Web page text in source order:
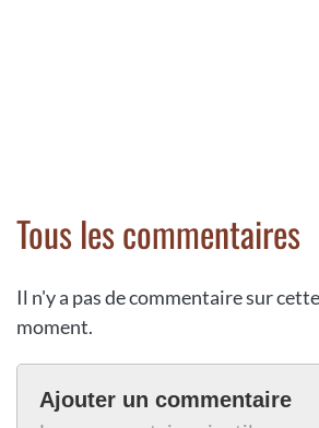
Tous les commentaires
Il n'y a pas de commentaire sur
moment.
Ajouter un commentaire